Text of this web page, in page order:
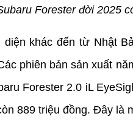
Forester đời 2025
diện khác đến từ Nhật
phiên bản sản xuất
Forester 2.0 iL
889 triệu đồng. Đây là